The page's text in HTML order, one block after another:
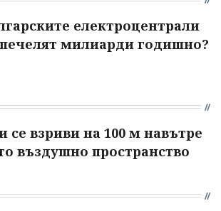
електроцентрали
милиарди годишно?
се взриви на 100 м навътре
въздушно пространство